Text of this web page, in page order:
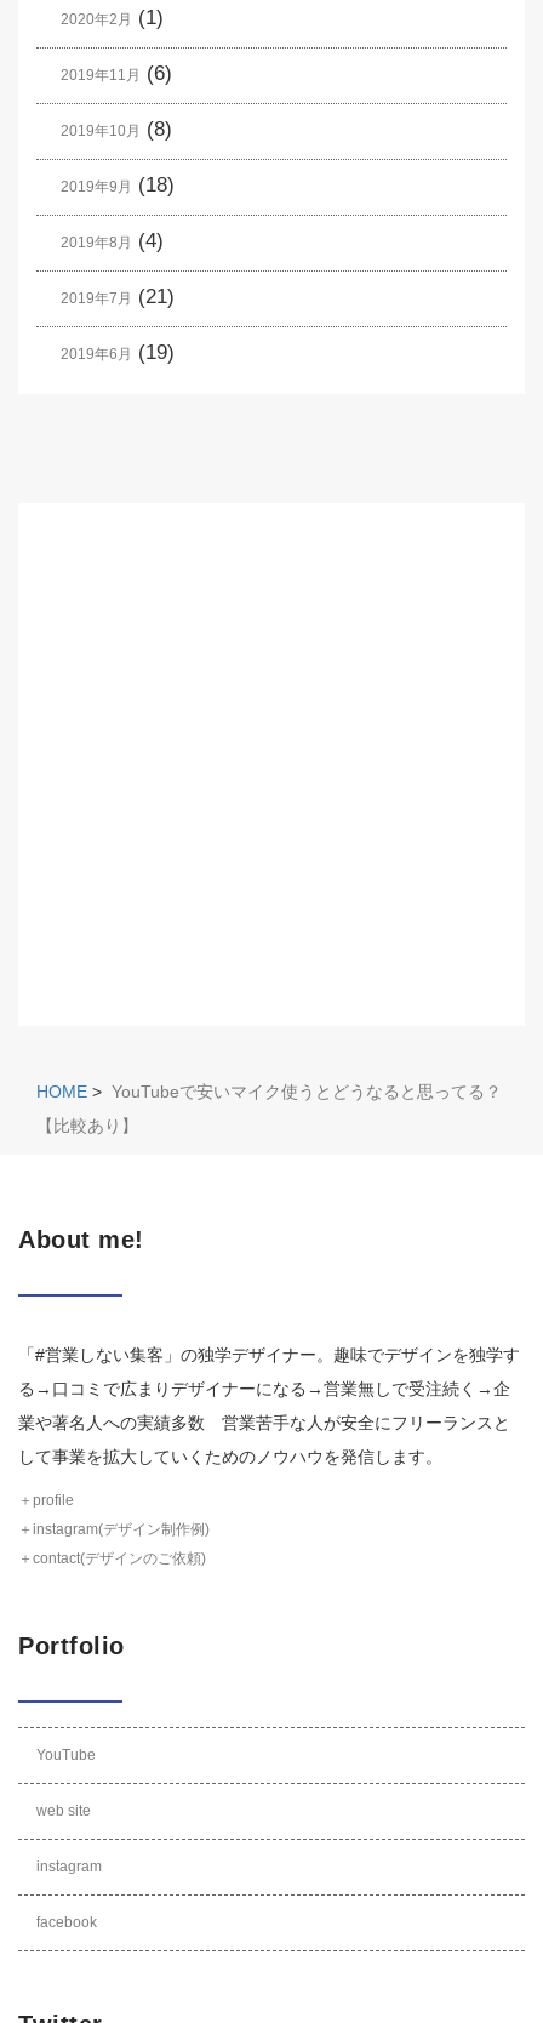
2020年2月 (1)
2019年11月 (6)
2019年10月 (8)
2019年9月 (18)
2019年8月 (4)
2019年7月 (21)
2019年6月 (19)
HOME > YouTubeで安いマイク使うとどうなると思ってる？
【比較あり】
About me!
「#営業しない集客」の独学デザイナー。趣味でデザインを独学す
る→口コミで広まりデザイナーになる→営業無しで受注続く→企
業や著名人への実績多数 営業苦手な人が安全にフリーランスと
して事業を拡大していくためのノウハウを発信します。
＋profile
＋instagram(デザイン制作例)
＋contact(デザインのご依頼)
Portfolio
YouTube
web site
instagram
facebook